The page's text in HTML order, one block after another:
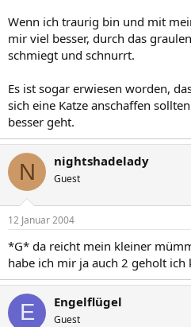
Wenn ich traurig bin und mit
mir viel besser, durch das
schmiegt und schnurrt.
Es ist sogar erwiesen worden,
sich eine Katze anschaffen
besser geht.
N nightshadelady
Guest
12 Januar 2004
*G* da reicht mein kleiner
habe ich mir ja auch 2 geholt ich
E Engelflügel
Guest